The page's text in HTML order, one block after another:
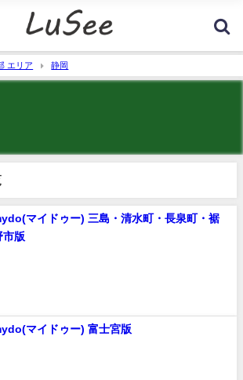
エリア 静岡
マイドゥー) 三島・清水町・長泉町・裾
市版
マイドゥー) 富士宮版